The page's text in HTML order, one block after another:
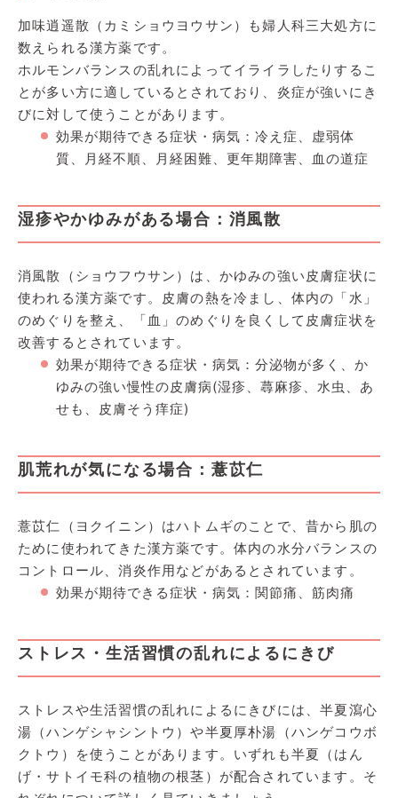
加味逍遥散（カミショウヨウサン）も婦人科三大処方に
数えられる漢方薬です。
ホルモンバランスの乱れによってイライラしたりするこ
とが多い方に適しているとされており、炎症が強いにき
びに対して使うことがあります。
効果が期待できる症状・病気：冷え症、虚弱体
質、月経不順、月経困難、更年期障害、血の道症
湿疹やかゆみがある場合：消風散
消風散（ショウフウサン）は、かゆみの強い皮膚症状に
使われる漢方薬です。皮膚の熱を冷まし、体内の「水」
のめぐりを整え、「血」のめぐりを良くして皮膚症状を
改善するとされています。
効果が期待できる症状・病気：分泌物が多く、か
ゆみの強い慢性の皮膚病(湿疹、蕁麻疹、水虫、あ
せも、皮膚そう痒症)
肌荒れが気になる場合：薏苡仁
薏苡仁（ヨクイニン）はハトムギのことで、昔から肌の
ために使われてきた漢方薬です。体内の水分バランスの
コントロール、消炎作用などがあるとされています。
効果が期待できる症状・病気：関節痛、筋肉痛
ストレス・生活習慣の乱れによるにきび
ストレスや生活習慣の乱れによるにきびには、半夏瀉心
湯（ハンゲシャシントウ）や半夏厚朴湯（ハンゲコウボ
クトウ）を使うことがあります。いずれも半夏（はん
げ・サトイモ科の植物の根茎）が配合されています。そ